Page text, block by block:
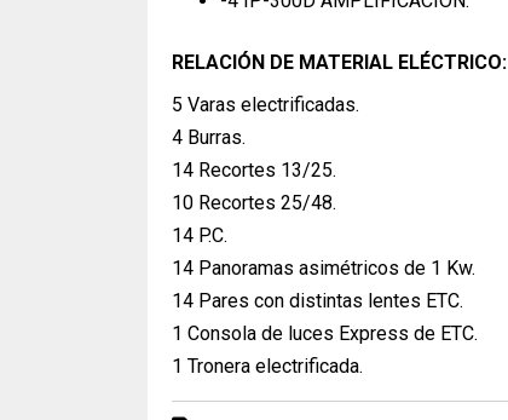
RELACIÓN DE MATERIAL ELÉCTRICO:
5 Varas electrificadas.
4 Burras.
14 Recortes 13/25.
10 Recortes 25/48.
14 P.C.
14 Panoramas asimétricos de 1 Kw.
14 Pares con distintas lentes ETC.
1 Consola de luces Express de ETC.
1 Tronera electrificada.